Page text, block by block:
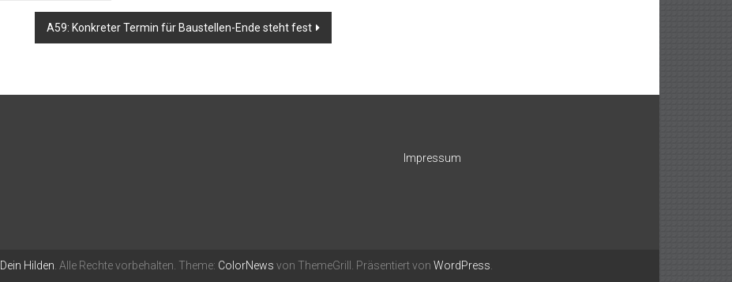
A59: Konkreter Termin für Baustellen-Ende steht fest
Impressum
Dein Hilden . Alle Rechte vorbehalten. Theme: ColorNews von ThemeGrill. Präsentiert von WordPress